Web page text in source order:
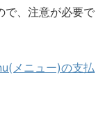
で、注意が必要で
メニュー)の支払